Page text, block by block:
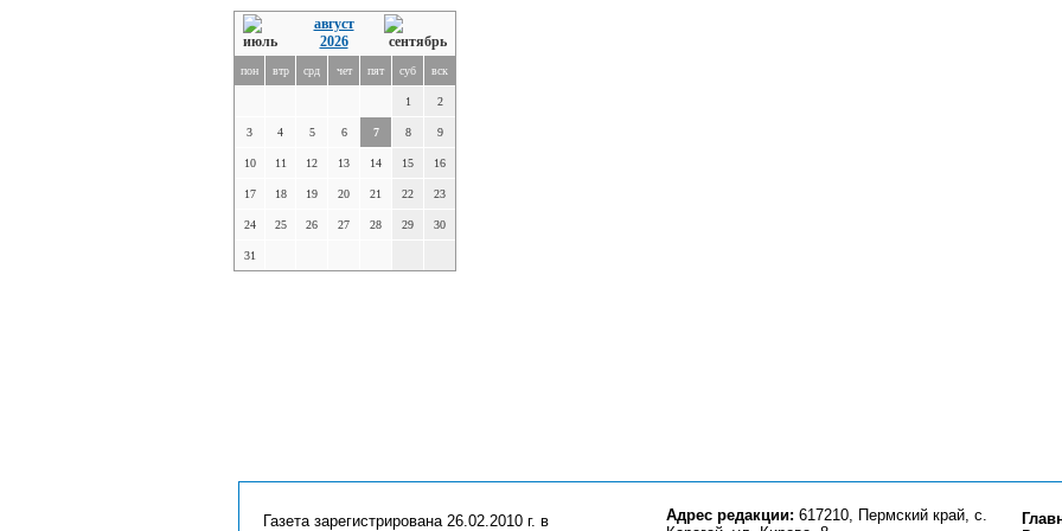
август
2026
пон втр срд чет пят суб вск
1 2
3 4 5 6 7 8 9
10 11 12 13 14 15 16
17 18 19 20 21 22 23
24 25 26 27 28 29 30
31
Газета зарегистрирована 26.02.2010 г. в
Адрес редакции: 617210, Пермский край, с.